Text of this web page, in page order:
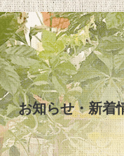
お知らせ・新着